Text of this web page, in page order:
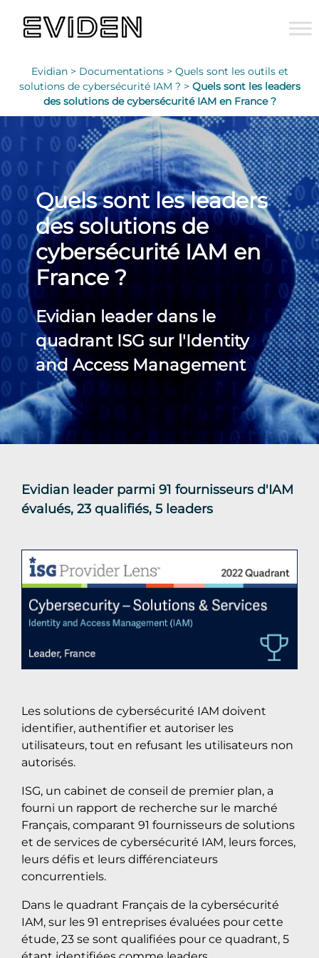
Evidian > Documentations > Quels sont les outils et
solutions de cybersécurité IAM ? > Quels sont les leaders
des solutions de cybersécurité IAM en France ?
Quels sont les leaders
des solutions de
cybersécurité IAM en
France ?
Evidian leader dans le
quadrant ISG sur l'Identity
and Access Management
Evidian leader parmi 91 fournisseurs d'IAM
évalués, 23 qualifiés, 5 leaders
Les solutions de cybersécurité IAM doivent
identifier, authentifier et autoriser les
utilisateurs, tout en refusant les utilisateurs non
autorisés.
ISG, un cabinet de conseil de premier plan, a
fourni un rapport de recherche sur le marché
Français, comparant 91 fournisseurs de solutions
et de services de cybersécurité IAM, leurs forces,
leurs défis et leurs différenciateurs
concurrentiels.
Dans le quadrant Français de la cybersécurité
IAM, sur les 91 entreprises évaluées pour cette
étude, 23 se sont qualifiées pour ce quadrant, 5